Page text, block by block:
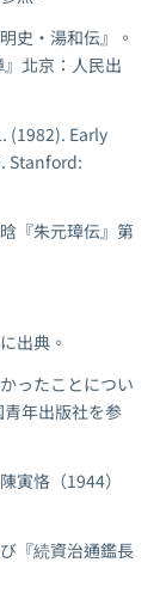
史・湯和伝』。
北京：人民出
(1982). Early
. Stanford:
『朱元璋伝』第
出典。
ったことについ
年出版社を参
寅恪（1944）
『続資治通鑑長